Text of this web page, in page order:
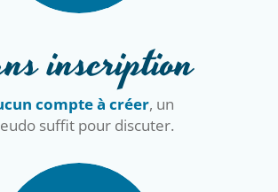
inscription
compte à créer, un
suffit pour discuter.